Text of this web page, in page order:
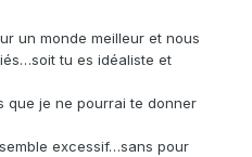
un monde meilleur et nous
tu es idéaliste et
que je ne pourrai te donner
excessif…sans pour